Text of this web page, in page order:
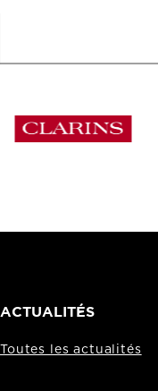
ACTUALITÉS
Toutes les actualités